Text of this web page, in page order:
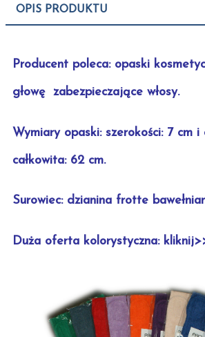
OPIS PRODUKTU
Producent poleca: opaski
głowę zabezpieczające włosy.
Wymiary opaski: szerokości: 7 cm i
całkowita: 62 cm.
Surowiec: dzianina frotte
Duża oferta kolorystyczna: